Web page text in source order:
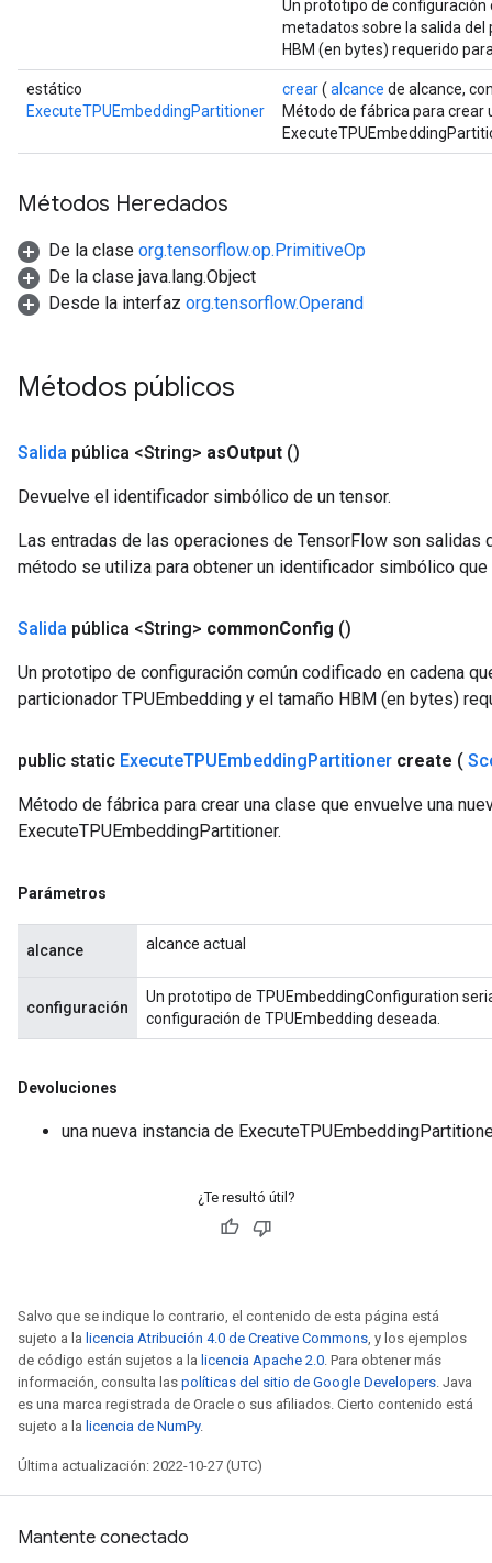
Un prototipo de
metadatos sobre la salida del
HBM (en bytes) requerido
estático
ExecuteTPUEmbeddingPartitioner
crear( alcance de alcance,
Método de fábrica para crear
Métodos Heredados
De la clase org.tensorflow.op.PrimitiveOp
De la clase java.lang.Object
Desde la interfaz org.tensorflow.Operand
Métodos públicos
Salida pública <String> asOutput ()
Devuelve el identificador simbólico de un tensor.
Las entradas de las operaciones de TensorFlow son salidas
método se utiliza para obtener un identificador simbólico
Salida pública <String> commonConfig ()
Un prototipo de configuración común codificado en cadena
particionador TPUEmbedding y el tamaño HBM (en bytes)
public static ExecuteTPUEmbeddingPartitioner create (
Método de fábrica para crear una clase que envuelve una
ExecuteTPUEmbeddingPartitioner.
Parámetros
alcance alcance actual
configuración
Un prototipo de TPUEmbeddingConfiguration
configuración de TPUEmbedding deseada.
Devoluciones
una nueva instancia de
¿Te resultó útil?
Salvo que se indique lo contrario, el contenido de esta página está
sujeto a la licencia Atribución 4.0 de Creative Commons, y los ejemplos
de código están sujetos a la licencia Apache 2.0. Para obtener más
información, consulta las políticas del sitio de Google Developers. Java
es una marca registrada de Oracle o sus afiliados. Cierto contenido está
sujeto a la licencia de NumPy.
Última actualización: 2022-10-27 (UTC)
Mantente conectado